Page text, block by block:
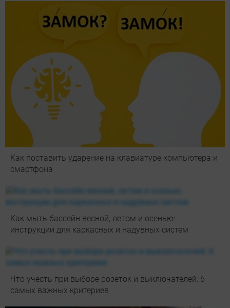
Как поставить ударение на клавиатуре компьютера и
смартфона
Как мыть бассейн весной, летом и осенью:
инструкции для каркасных и надувных систем
Что учесть при выборе розеток и выключателей: 6
самых важных критериев